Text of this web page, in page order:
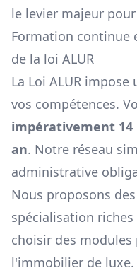
le levier majeur pour
Formation continue
de la loi ALUR
La Loi ALUR
vos compétences.
impérativement
an. Notre réseau
administrative
Nous proposons
spécialisation
choisir des
l'immobilier de luxe.